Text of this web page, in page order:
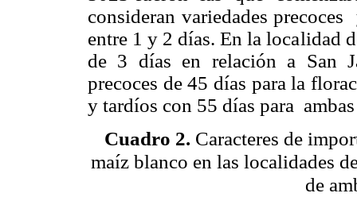
consideran variedades
entre 1 y 2 días. En la localidad
de 3 días en relación a San
precoces de 45 días para la
y tardíos con 55 días para
Cuadro 2. Caracteres de
maíz blanco en las localidades
de